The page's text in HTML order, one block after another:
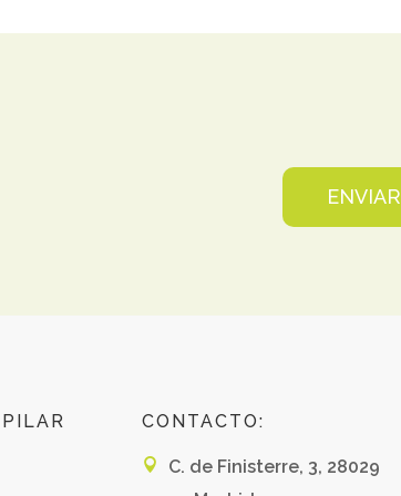
ENVIAR
CONTACTO:

C. de Finisterre, 3, 28029